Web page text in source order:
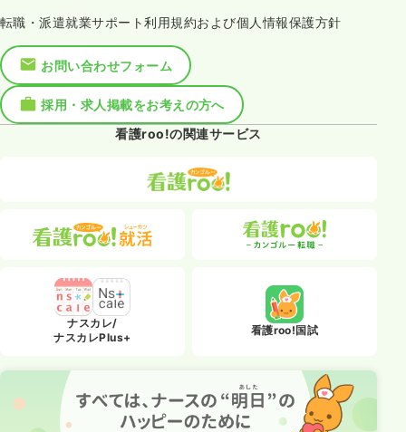
転職・派遣就業サポート利用規約および個人情報保護方針
お問い合わせフォーム
採用・求人掲載をお考えの方へ
看護roo!の関連サービス
ナスカレ/
ナスカレPlus+
看護roo!国試